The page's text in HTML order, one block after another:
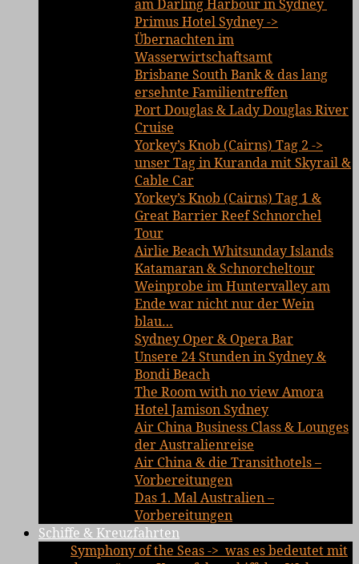
am Darling Harbour in Sydney
Primus Hotel Sydney ->
Übernachten im
Wasserwirtschaftsamt
Brisbane South Bank & das lang
ersehnte Familientreffen
Port Douglas & Lady Douglas River
Cruise
Yorkey’s Knob (Cairns) Tag 2 ->
unser Tag in Kuranda mit Skyrail &
Cable Car
Yorkey’s Knob (Cairns) Tag 1 &
Great Barrier Reef Schnorchel
Tour
Airlie Beach Whitsunday Islands
Katamaran & Schnorcheltour
Weinprobe im Huntervalley am
Ende war nicht nur der Wein
blau…
Sydney Oper & Opera Bar
Unsere 24 Stunden in Sydney &
Bondi Beach
The Room with no view Amora
Hotel Jamison Sydney
Air China Business Class & Lounges
der Australienreise
Air China & die Transithotels –
Vorbereitungen
Das 1. Mal Australien –
Vorbereitungen
Schiffe & Kreuzfahrten
Symphony of the Seas -> was es bedeutet mit